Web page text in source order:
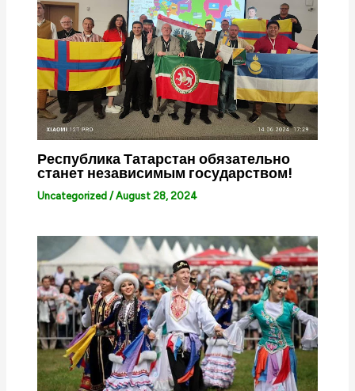
Республика Татарстан обязательно
станет независимым государством!
Uncategorized /August 28, 2024